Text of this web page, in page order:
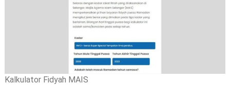
Kalkulator Fidyah MAIS